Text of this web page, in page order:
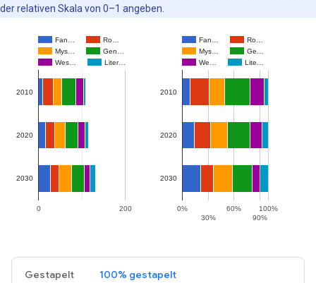
der relativen Skala von 0–1 angeben.
Gestapelt 100% gestapelt